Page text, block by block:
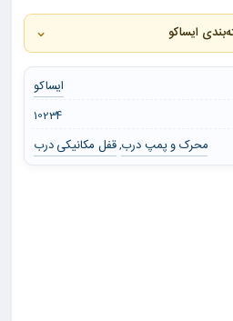
ایساکو ⌄
ایساکو
10234
محرک و پمپ درب,قفل مکانیکی درب